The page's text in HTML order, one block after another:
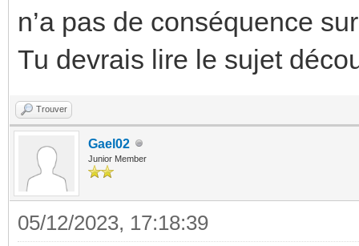
n’a pas de conséquence
Tu devrais lire le sujet
Trouver
Gael02
Junior Member
05/12/2023, 17:18:39